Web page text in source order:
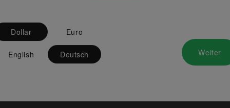
Dollar Euro
English Deutsch Weiter